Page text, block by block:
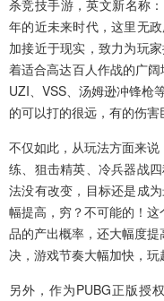
杀竞技手游，英文新名称：
年的近未来时代，这里无
加接近于现实，致力为玩
着适合高达百人作战的广阔
UZI、VSS、汤姆逊冲锋枪
的可以打的很远，有的伤害
不仅如此，从玩法方面来
练、狙击精英、冷兵器战
法没有改变，目标还是成
幅提高，穷？不可能的！
品的产出概率，还大幅度
决，游戏节奏大幅加快，玩
另外，作为PUBG正版授